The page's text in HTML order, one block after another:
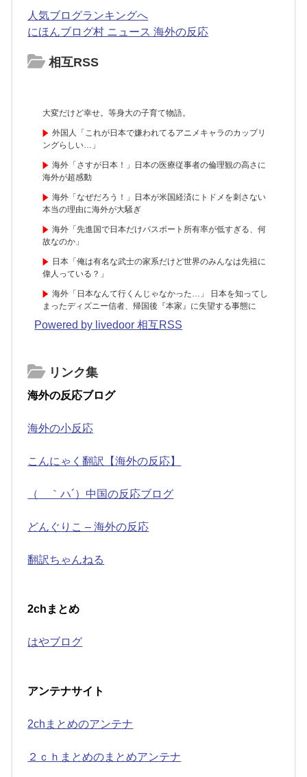
人気ブログランキングへ
にほんブログ村 ニュース 海外の反応
相互RSS
大変だけど幸せ。等身大の子育て物語。
外国人「これが日本で嫌われてるアニメキャラのカップリ
ングらしい…」
海外「さすが日本！」日本の医療従事者の倫理観の高さに
海外が超感動
海外「なぜだろう！」日本が米国経済にトドメを刺さない
本当の理由に海外が大騒ぎ
海外「先進国で日本だけパスポート所有率が低すぎる、何
故なのか」
日本「俺は有名な武士の家系だけど世界のみんなは先祖に
偉人っている？」
海外「日本なんて行くんじゃなかった…」 日本を知ってし
まったディズニー信者、帰国後『本家』に失望する事態に
Powered by livedoor 相互RSS
リンク集
海外の反応ブログ
海外の小反応
こんにゃく翻訳【海外の反応】
（ ｀ハ´）中国の反応ブログ
どんぐりこ – 海外の反応
翻訳ちゃんねる
2chまとめ
はやブログ
アンテナサイト
2chまとめのアンテナ
２ｃｈまとめのまとめアンテナ